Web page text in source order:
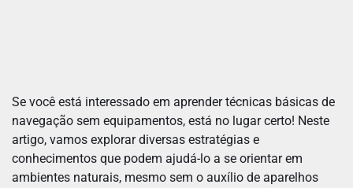
Se você está interessado em aprender técnicas básicas de
navegação sem equipamentos, está no lugar certo! Neste
artigo, vamos explorar diversas estratégias e
conhecimentos que podem ajudá-lo a se orientar em
ambientes naturais, mesmo sem o auxílio de aparelhos